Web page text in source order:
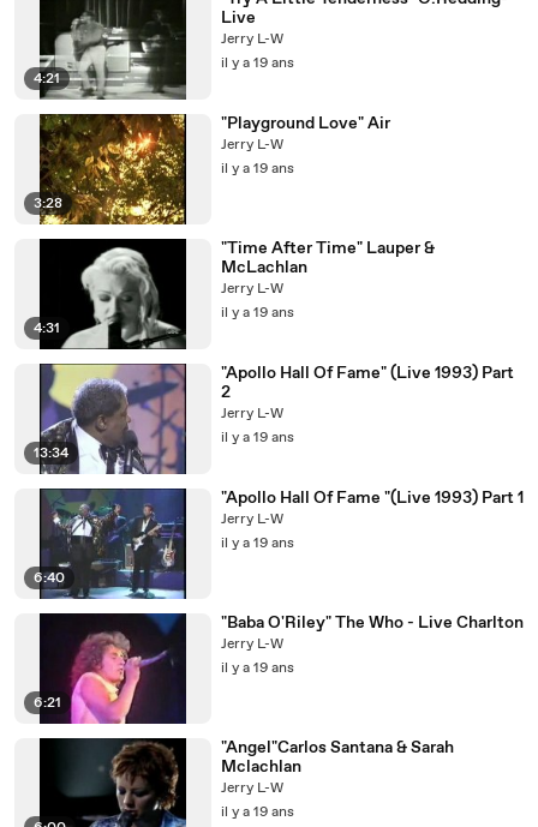
4:21
Live
Jerry L-W
il y a 19 ans
3:28
"Playground Love" Air
Jerry L-W
il y a 19 ans
4:31
"Time After Time" Lauper &
McLachlan
Jerry L-W
il y a 19 ans
13:34
"Apollo Hall Of Fame" (Live 1993) Part
2
Jerry L-W
il y a 19 ans
6:40
"Apollo Hall Of Fame "(Live 1993) Part 1
Jerry L-W
il y a 19 ans
6:21
"Baba O'Riley" The Who - Live Charlton
Jerry L-W
il y a 19 ans
"Angel"Carlos Santana & Sarah
Mclachlan
Jerry L-W
il y a 19 ans